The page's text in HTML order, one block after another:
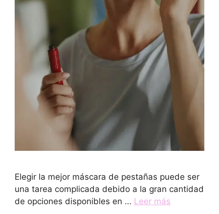
Elegir la mejor máscara de pestañas puede ser
una tarea complicada debido a la gran cantidad
de opciones disponibles en … Leer más